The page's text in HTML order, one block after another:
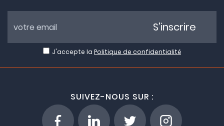
J'accepte la Politique de confidentialité
S'inscrire
SUIVEZ-NOUS SUR :